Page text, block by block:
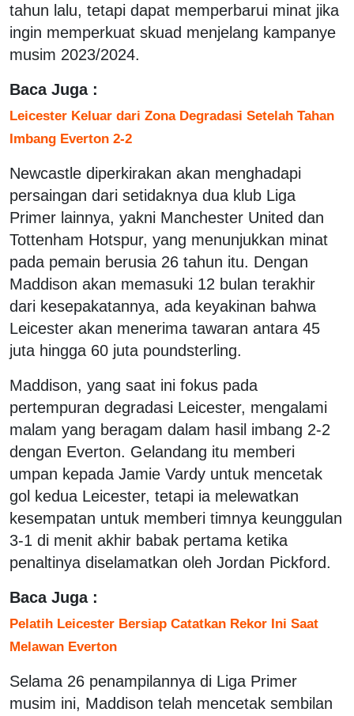
tahun lalu, tetapi dapat memperbarui minat jika
ingin memperkuat skuad menjelang kampanye
musim 2023/2024.
Baca Juga :
Leicester Keluar dari Zona Degradasi Setelah Tahan
Imbang Everton 2-2
Newcastle diperkirakan akan menghadapi
persaingan dari setidaknya dua klub Liga
Primer lainnya, yakni Manchester United dan
Tottenham Hotspur, yang menunjukkan minat
pada pemain berusia 26 tahun itu. Dengan
Maddison akan memasuki 12 bulan terakhir
dari kesepakatannya, ada keyakinan bahwa
Leicester akan menerima tawaran antara 45
juta hingga 60 juta poundsterling.
Maddison, yang saat ini fokus pada
pertempuran degradasi Leicester, mengalami
malam yang beragam dalam hasil imbang 2-2
dengan Everton. Gelandang itu memberi
umpan kepada Jamie Vardy untuk mencetak
gol kedua Leicester, tetapi ia melewatkan
kesempatan untuk memberi timnya keunggulan
3-1 di menit akhir babak pertama ketika
penaltinya diselamatkan oleh Jordan Pickford.
Baca Juga :
Pelatih Leicester Bersiap Catatkan Rekor Ini Saat
Melawan Everton
Selama 26 penampilannya di Liga Primer
musim ini, Maddison telah mencetak sembilan